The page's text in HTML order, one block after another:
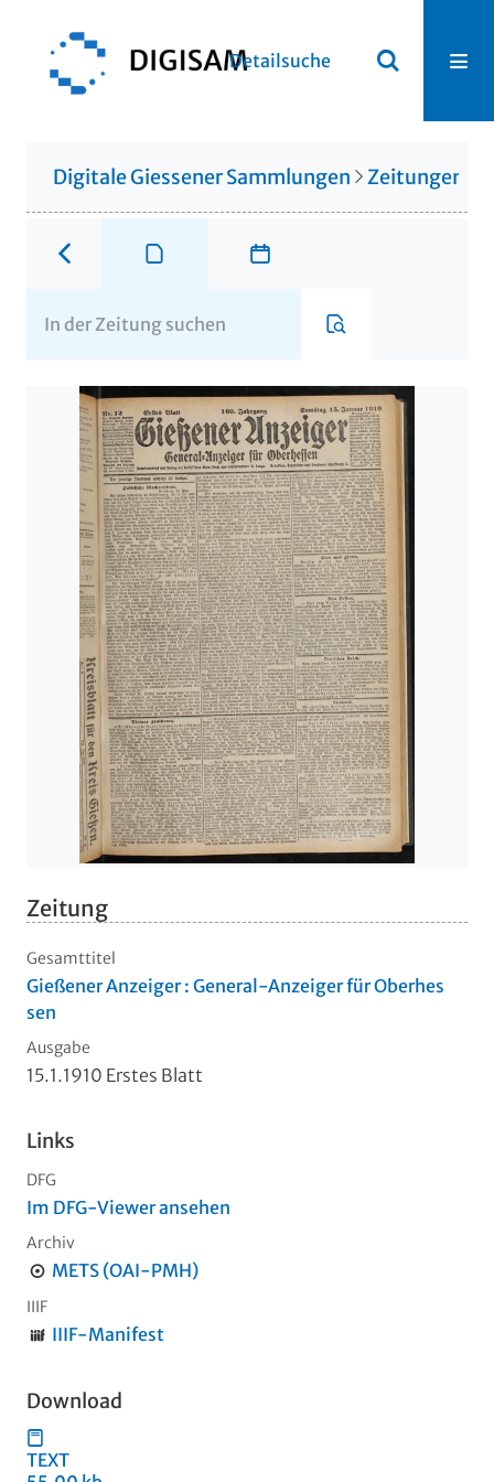
Detailsuche
Digitale Giessener Sammlungen Zeitungen
Zeitung
Gesamttitel
Gießener Anzeiger : General-Anzeiger für Oberhes
sen
Ausgabe
15.1.1910 Erstes Blatt
Links
DFG
Im DFG-Viewer ansehen
Archiv
METS (OAI-PMH)
IIIF
IIIF-Manifest
Download
TEXT